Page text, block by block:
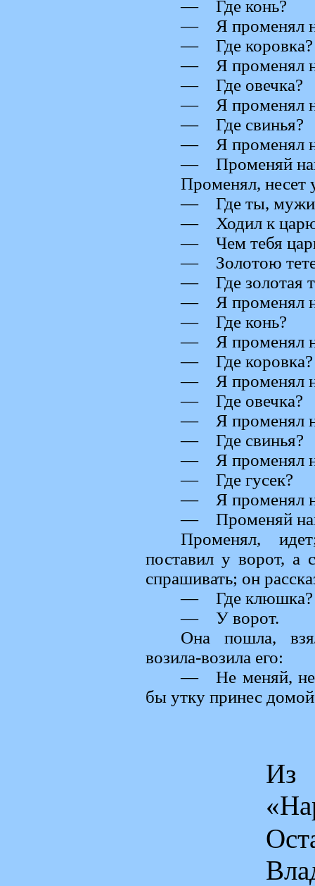
— Где конь?
— Я променял
— Где коровка?
— Я променял
— Где овечка?
— Я променял
— Где свинья?
— Я променял
— Променяй нам
Променял, несет
— Где ты,
— Ходил к
— Чем тебя
— Золотою
— Где золотая
— Я променял
— Где конь?
— Я променял
— Где коровка?
— Я променял
— Где овечка?
— Я променял
— Где свинья?
— Я променял
— Где гусек?
— Я променял
— Променяй
Променял,
поставил у ворот, а
спрашивать; он
— Где клюшка?
— У ворот.
Она пошла,
возила-возила его:
— Не меняй, не
бы утку принес
Из